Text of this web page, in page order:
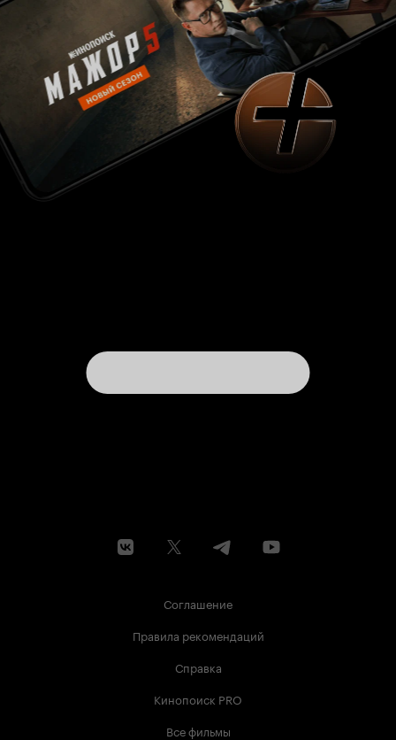
Соглашение
Правила рекомендаций
Справка
Кинопоиск PRO
Все фильмы